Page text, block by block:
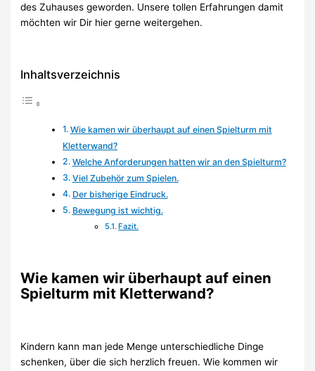
des Zuhauses geworden. Unsere tollen Erfahrungen damit
möchten wir Dir hier gerne weitergehen.
Inhaltsverzeichnis
Wie kamen wir überhaupt auf einen Spielturm mit
Kletterwand?
Welche Anforderungen hatten wir an den Spielturm?
Viel Zubehör zum Spielen.
Der bisherige Eindruck.
Bewegung ist wichtig.
Fazit.
Wie kamen wir überhaupt auf einen
Spielturm mit Kletterwand?
Kindern kann man jede Menge unterschiedliche Dinge
schenken, über die sich herzlich freuen. Wie kommen wir